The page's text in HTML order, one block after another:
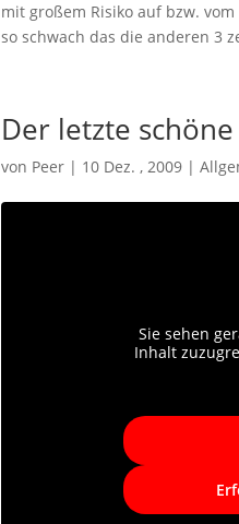
mit großem Risiko auf bzw.
so schwach das die anderen 3
Der letzte
von Peer | 10 Dez. , 2009 |
Sie sehen
Inhalt